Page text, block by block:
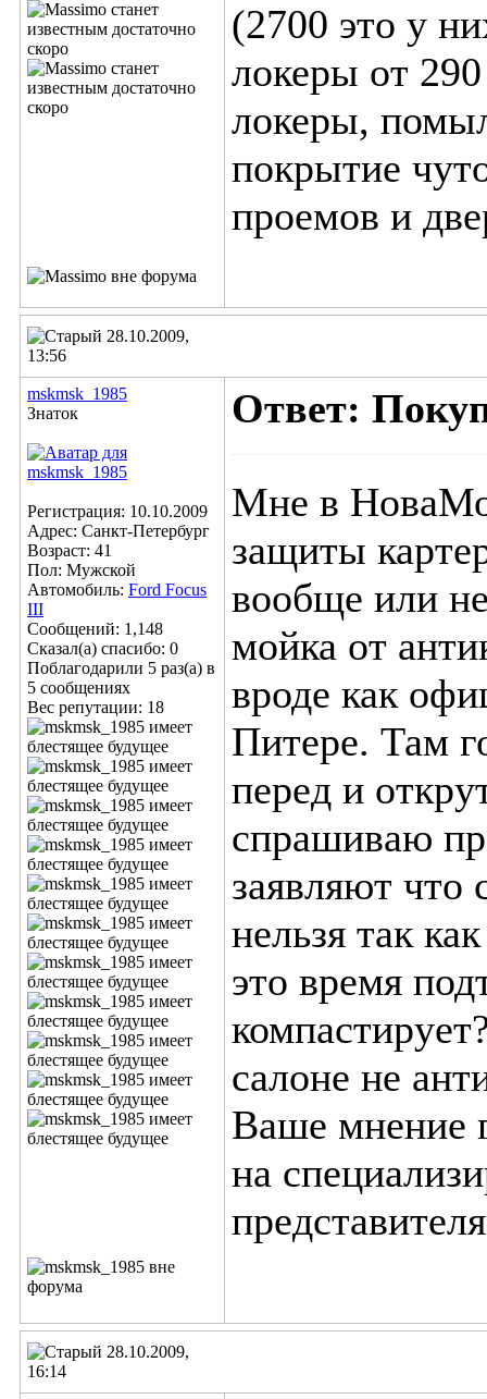
(2700 это у
локеры от
локеры,
покрытие
проемов и
28.10.2009,
13:56
mskmsk_1985
Знаток
Регистрация: 10.10.2009
Адрес: Санкт-Петербург
Возраст: 41
Пол: Мужской
Автомобиль: Ford Focus
III
Сообщений: 1,148
Сказал(а) спасибо: 0
Поблагодарили 5 раз(а) в
5 сообщениях
Вес репутации: 18
Ответ:
Мне в
защиты
вообще или
мойка от
вроде как
Питере. Там
перед и
спрашиваю
заявляют что
нельзя так
это время
салоне не
Ваше мнение
на
28.10.2009,
16:14